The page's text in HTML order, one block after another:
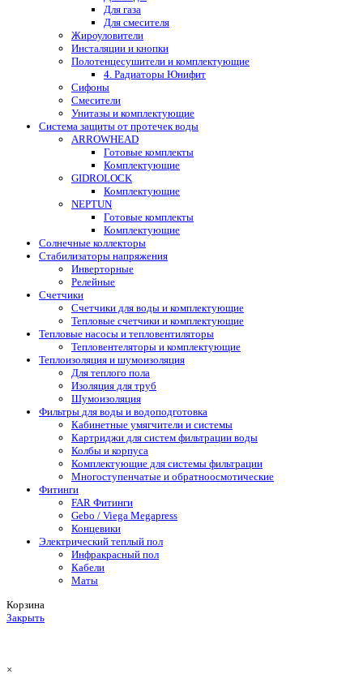
Для газа
Для смесителя
Жироуловители
Инсталяции и кнопки
Полотенцесушители и комплектующие
4. Радиаторы Юнифит
Сифоны
Смесители
Унитазы и комплектующие
Система защиты от протечек воды
ARROWHEAD
Готовые комплекты
Комплектующие
GIDROLOCK
Комплектующие
NEPTUN
Готовые комплекты
Комплектующие
Солнечные коллекторы
Стабилизаторы напряжения
Инверторные
Релейные
Счетчики
Счетчики для воды и комплектующие
Тепловые счетчики и комплектующие
Тепловые насосы и тепловентиляторы
Тепловентеляторы и комплектующие
Теплоизоляция и шумоизоляция
Для теплого пола
Изоляция для труб
Шумоизоляция
Фильтры для воды и водоподготовка
Кабинетные умягчители и системы
Картриджи для систем фильтрации воды
Колбы и корпуса
Комплектующие для системы фильтрации
Многоступенчатые и обратноосмотические
Фитинги
FAR Фитинги
Gebo / Viega Megapress
Концевики
Электрический теплый пол
Инфракрасный пол
Кабели
Маты
Корзина
Закрыть
×